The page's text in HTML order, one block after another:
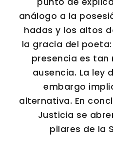
análogo a la
hadas y los altos
la gracia del
presencia es
ausencia. La ley
embargo
alternativa. En
Justicia se
pilares de la